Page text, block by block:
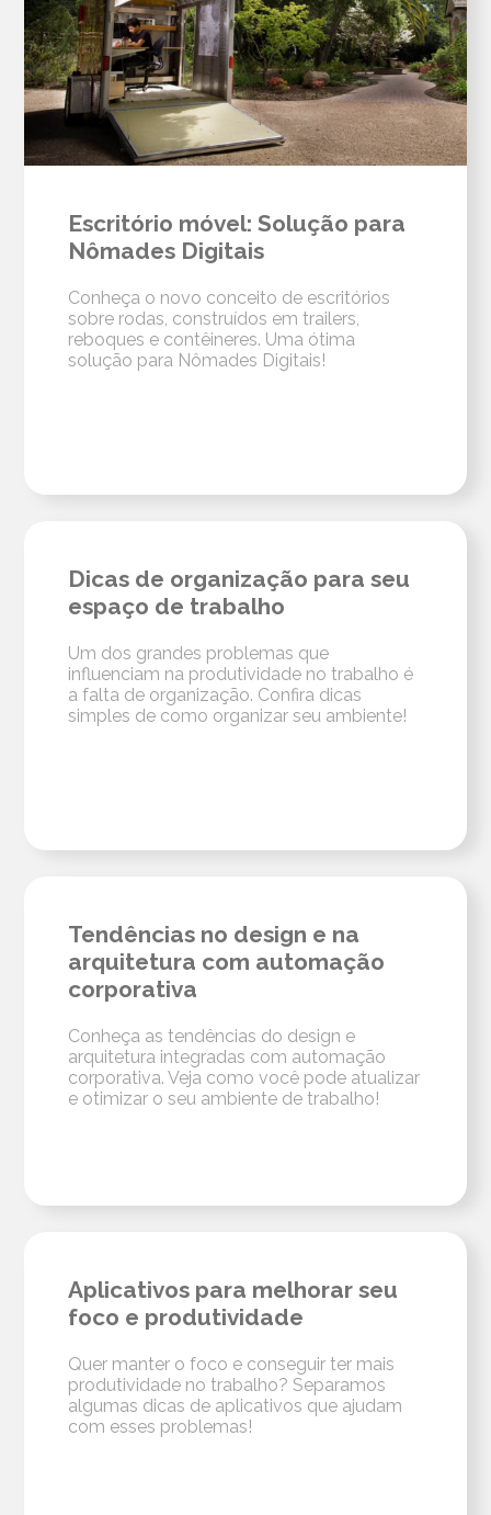
Escritório móvel: Solução para
Nômades Digitais
Conheça o novo conceito de escritórios
sobre rodas, construídos em trailers,
reboques e contêineres. Uma ótima
solução para Nômades Digitais!
Dicas de organização para seu
espaço de trabalho
Um dos grandes problemas que
influenciam na produtividade no trabalho é
a falta de organização. Confira dicas
simples de como organizar seu ambiente!
Tendências no design e na
arquitetura com automação
corporativa
Conheça as tendências do design e
arquitetura integradas com automação
corporativa. Veja como você pode atualizar
e otimizar o seu ambiente de trabalho!
Aplicativos para melhorar seu
foco e produtividade
Quer manter o foco e conseguir ter mais
produtividade no trabalho? Separamos
algumas dicas de aplicativos que ajudam
com esses problemas!